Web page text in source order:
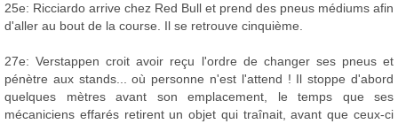
25e: Ricciardo arrive chez Red Bull et prend des pneus médiums afin
d'aller au bout de la course. Il se retrouve cinquième.
27e: Verstappen croit avoir reçu l'ordre de changer ses pneus et
pénètre aux stands... où personne n'est l'attend ! Il stoppe d'abord
quelques mètres avant son emplacement, le temps que ses
mécaniciens effarés retirent un objet qui traînait, avant que ceux-ci